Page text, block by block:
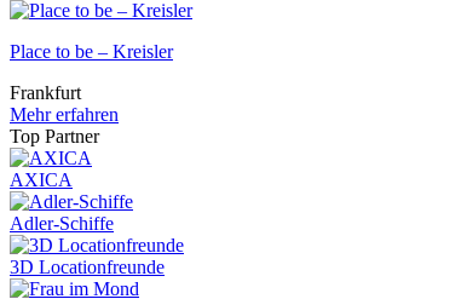
Place to be – Kreisler
Frankfurt
Mehr erfahren
Top Partner
AXICA
Adler-Schiffe
3D Locationfreunde